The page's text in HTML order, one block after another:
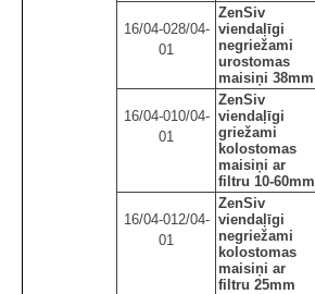
16/04-028/04-
01
ZenSiv
viendaļīgi
negriežami
urostomas
maisiņi 38mm
16/04-010/04-
01
ZenSiv
viendaļīgi
griežami
kolostomas
maisiņi ar
filtru 10-60mm
16/04-012/04-
01
ZenSiv
viendaļīgi
negriežami
kolostomas
maisiņi ar
filtru 25mm